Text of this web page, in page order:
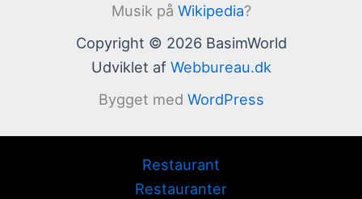
Musik på Wikipedia?
Copyright © 2026 BasimWorld
Udviklet af Webbureau.dk
Bygget med WordPress
Restaurant
Restauranter